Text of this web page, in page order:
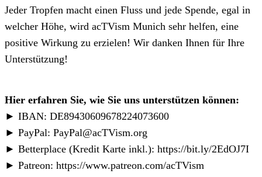
Jeder Tropfen macht einen Fluss und jede Spende, egal in
welcher Höhe, wird acTVism Munich sehr helfen, eine
positive Wirkung zu erzielen! Wir danken Ihnen für Ihre
Unterstützung!
Hier erfahren Sie, wie Sie uns unterstützen können:
► IBAN: DE89430609678224073600
► PayPal: PayPal@acTVism.org
► Betterplace (Kredit Karte inkl.): https://bit.ly/2EdOJ7I
► Patreon: https://www.patreon.com/acTVism